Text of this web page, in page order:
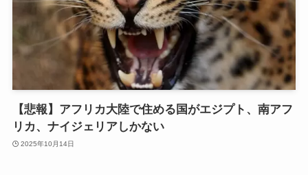
【悲報】アフリカ大陸で住める国がエジプト、南アフ
リカ、ナイジェリアしかない
2025年10月14日